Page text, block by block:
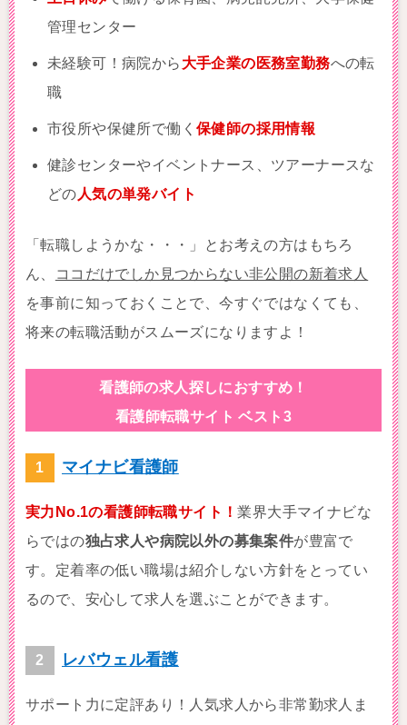
管理センター
未経験可！病院から 大手企業の医務室勤務への転
職
市役所や保健所で働く 保健師の採用情報
健診センターやイベントナース、ツアーナースな
どの 人気の単発バイト
「転職しようかな・・・」とお考えの方はもちろ
ん、
ココだけでしか見つからない非公開の新着求人
を事前に知っておくことで、今すぐではなくても、
将来の転職活動がスムーズになりますよ！
看護師の求人探しにおすすめ！
看護師転職サイト ベスト3
マイナビ看護師
実力No.1の看護師転職サイト！業界大手マイナビな
らではの独占求人や病院以外の募集案件が豊富で
す。定着率の低い職場は紹介しない方針をとってい
るので、安心して求人を選ぶことができます。
レバウェル看護
サポート力に定評あり！人気求人から非常勤求人ま